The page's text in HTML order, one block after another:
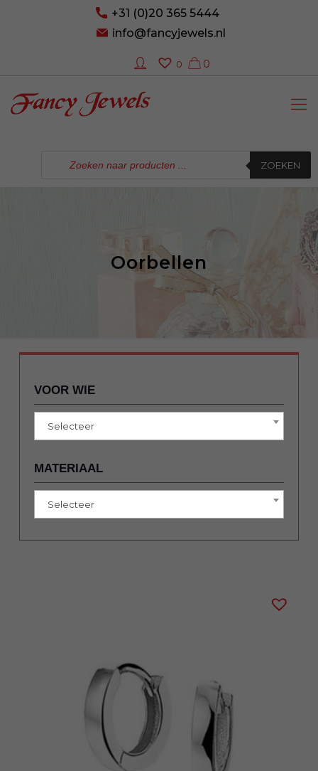
+31 (0)20 365 5444
info@fancyjewels.nl
0
0
zoeken
ZOEKEN
Oorbellen
VOOR WIE
Selecteer
MATERIAAL
Selecteer